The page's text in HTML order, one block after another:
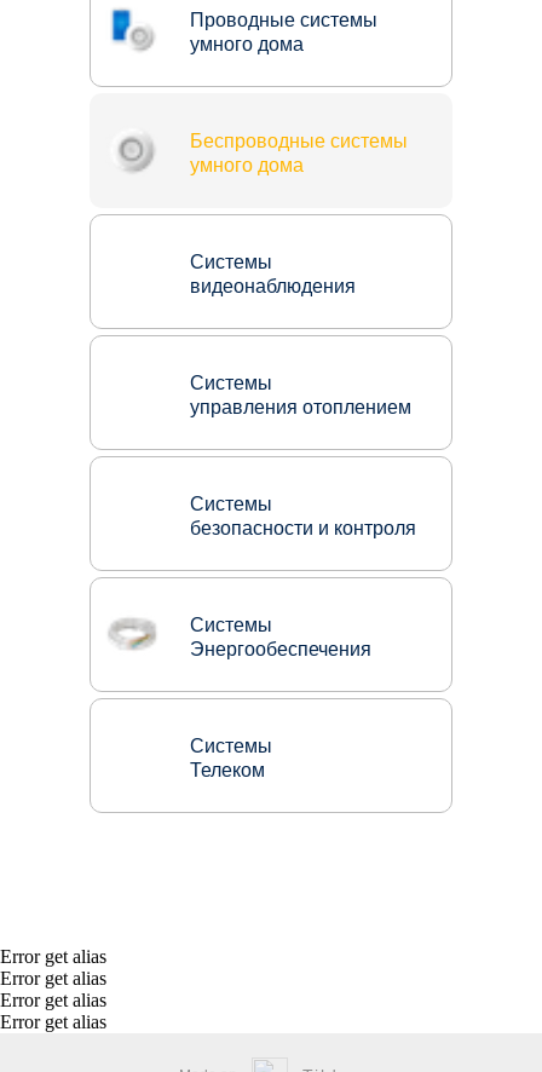
Проводные системы
умного дома
Беспроводные системы
умного дома
Системы
видеонаблюдения
Системы
управления отоплением
Системы
безопасности и контроля
Системы
Энергообеспечения
Системы
Телеком
Error get alias
Error get alias
Error get alias
Error get alias